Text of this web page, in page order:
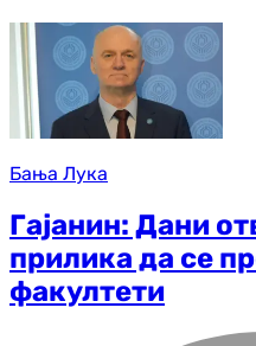
Бања Лука
Гајанин: Дани
прилика да се
факултети